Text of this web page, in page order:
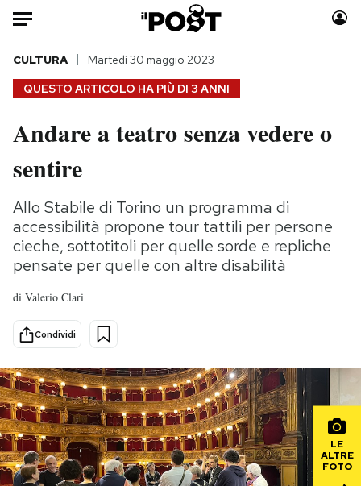
Auto
HOME
Italia
Politica
Tecnologia
Internet
Scienza
Cultura
Economia
Sport
Moda
Storie/Idee
Ok Boomer!
Media
Europa
PODCAST
NEWSLETTER
QUESTO ARTICOLO HA PIÙ DI 3 ANNI
CULTURA Martedì 30 maggio 2023
Andare a teatro senza vedere o
sentire
Allo Stabile di Torino un programma di
accessibilità propone tour tattili per persone
cieche, sottotitoli per quelle sorde e repliche
pensate per quelle con altre disabilità
di Valerio Clari
Condividi
LE
ALTRE
FOTO